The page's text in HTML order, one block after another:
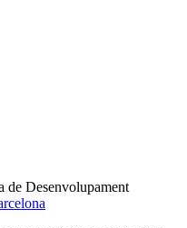
de Desenvolupament